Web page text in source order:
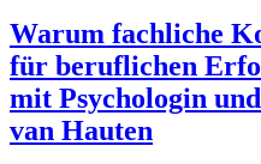
Warum fachliche
für beruflichen
mit Psychologin
van Hauten